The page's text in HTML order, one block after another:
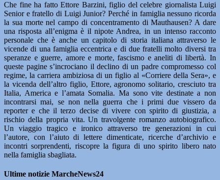
Che fine ha fatto Ettore Barzini, figlio del celebre giornalista Luigi
Senior e fratello di Luigi Junior? Perché in famiglia nessuno ricorda
la sua morte nel campo di concentramento di Mauthausen? A dare
una risposta all’enigma è il nipote Andrea, in un intenso racconto
personale che è anche un capitolo di storia italiana attraverso le
vicende di una famiglia eccentrica e di due fratelli molto diversi tra
speranze e guerre, amore e morte, fascismo e aneliti di libertà. In
queste pagine s’incrociano il declino di un padre compromesso col
regime, la carriera ambiziosa di un figlio al «Corriere della Sera», e
la vicenda dell’altro figlio, Ettore, agronomo solitario, cresciuto tra
Italia, America e l’amata Somalia. Ma sono vite destinate a non
incontrarsi mai, se non nella guerra che i primi due vissero da
reporter e che il terzo decise di vivere con spirito di giustizia, a
rischio della propria vita. Un travolgente romanzo autobiografico.
Un viaggio tragico e ironico attraverso tre generazioni in cui
l’autore, con l’aiuto di lettere dimenticate, ricerche d’archivio e
incontri sorprendenti, riscopre la figura di uno spirito libero nato
nella famiglia sbagliata.
Ultime notizie MarcheNews24